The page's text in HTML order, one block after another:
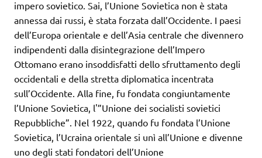
impero sovietico. Sai, l’Unione Sovietica non è stata
annessa dai russi, è stata forzata dall’Occidente. I paesi
dell’Europa orientale e dell’Asia centrale che divennero
indipendenti dalla disintegrazione dell’Impero
Ottomano erano insoddisfatti dello sfruttamento degli
occidentali e della stretta diplomatica incentrata
sull’Occidente. Alla fine, fu fondata congiuntamente
l’Unione Sovietica, l'”Unione dei socialisti sovietici
Repubbliche”. Nel 1922, quando fu fondata l’Unione
Sovietica, l’Ucraina orientale si unì all’Unione e divenne
uno degli stati fondatori dell’Unione